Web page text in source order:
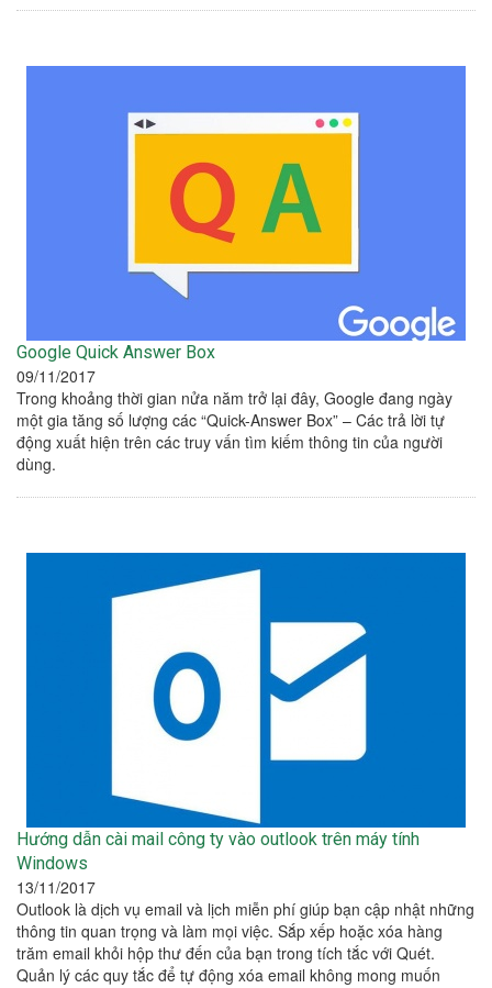
Google Quick Answer Box
09/11/2017
Trong khoảng thời gian nửa năm trở lại đây, Google đang ngày
một gia tăng số lượng các “Quick-Answer Box” – Các trả lời tự
động xuất hiện trên các truy vấn tìm kiếm thông tin của người
dùng.
Hướng dẫn cài mail công ty vào outlook trên máy tính
Windows
13/11/2017
Outlook là dịch vụ email và lịch miễn phí giúp bạn cập nhật những
thông tin quan trọng và làm mọi việc. Sắp xếp hoặc xóa hàng
trăm email khỏi hộp thư đến của bạn trong tích tắc với Quét.
Quản lý các quy tắc để tự động xóa email không mong muốn